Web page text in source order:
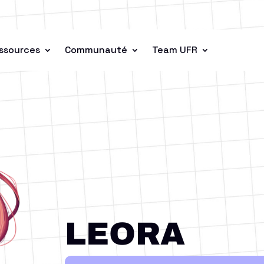
Communauté Team UFR
LEORA